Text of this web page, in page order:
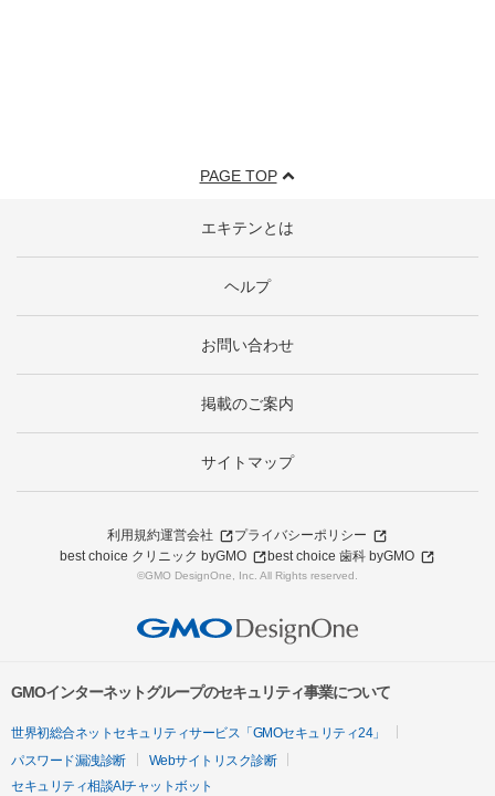
PAGE TOP
エキテンとは
ヘルプ
お問い合わせ
掲載のご案内
サイトマップ
利用規約運営会社
プライバシーポリシー
best choice クリニック byGMO
best choice 歯科 byGMO
©GMO DesignOne, Inc. All Rights reserved.
GMOインターネットグループのセキュリティ事業について
世界初総合ネットセキュリティサービス「GMOセキュリティ24」
パスワード漏洩診断
Webサイトリスク診断
セキュリティ相談AIチャットボット